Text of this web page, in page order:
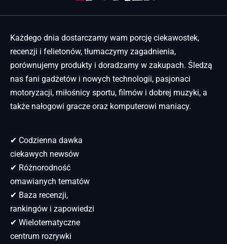
Każdego dnia dostarczamy wam porcję ciekawostek,
recenzji i felietonów, tłumaczymy zagadnienia,
porównujemy produkty i doradzamy w zakupach. Śledzą
nas fani gadżetów i nowych technologii, pasjonaci
motoryzacji, miłośnicy sportu, filmów i dobrej muzyki, a
także nałogowi gracze oraz komputerowi maniacy.
✔ Codzienna dawka
ciekawych newsów
✔ Różnorodność
omawianych tematów
✔ Baza recenzji,
rankingów i zapowiedzi
✔ Wielotematyczne
centrum rozrywki